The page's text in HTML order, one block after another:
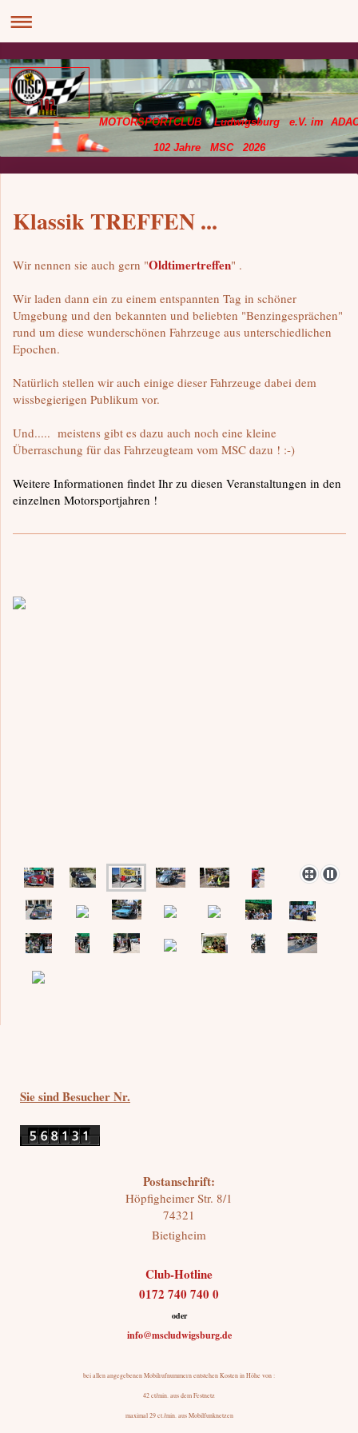
MOTORSPORTCLUB Ludwigsburg e.V. im
102 Jahre MSC 2026
Klassik TREFFEN ...
Wir nennen sie auch gern "Oldtimertreffen" .
Wir laden dann ein zu einem entspannten Tag in schöner
Umgebung und den bekannten und beliebten "Benzingesprächen"
rund um diese wunderschönen Fahrzeuge aus unterschiedlichen
Epochen.
Natürlich stellen wir auch einige dieser Fahrzeuge dabei dem
wissbegierigen Publikum vor.
Und..... meistens gibt es dazu auch noch eine kleine
Überraschung für das Fahrzeugteam vom MSC dazu ! :-)
Weitere Informationen findet Ihr zu diesen Veranstaltungen in den
einzelnen Motorsportjahren !
Sie sind Besucher Nr.
Postanschrift:
Höpfigheimer Str. 8/1
74321
Bietigheim
Club-Hotline
0172 740 740 0
oder
info@mscludwigsburg.de
bei allen angegebenen Mobilrufnummern entstehen Kosten in Höhe von :
42 ct/min. aus dem Festnetz
maximal 29 ct./min. aus Mobilfunknetzen